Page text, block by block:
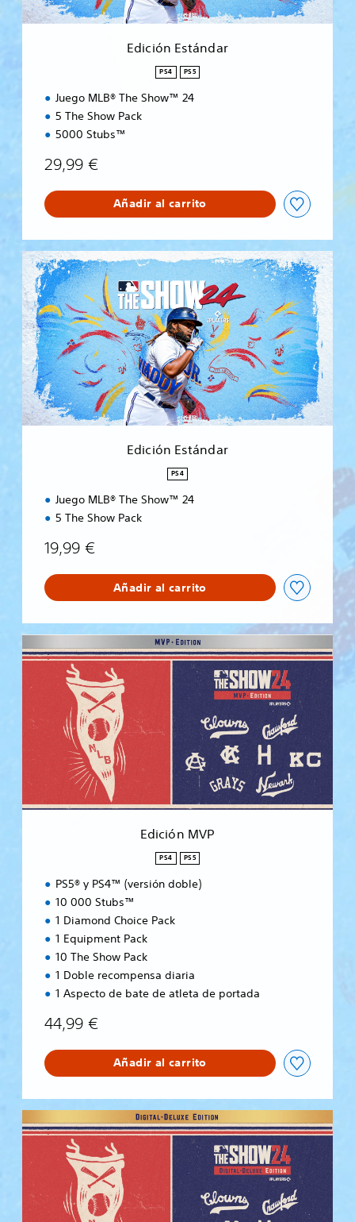
á
n
Edición Estándar
PS4 PS5
Juego MLB® The Show™ 24
5 The Show Pack
5000 Stubs™
29,99 €
Añadir al carrito
E
d
i
c
i
ó
n
E
s
t
á
n
Edición Estándar
PS4
Juego MLB® The Show™ 24
5 The Show Pack
19,99 €
Añadir al carrito
d
M
Edición MVP
PS4 PS5
PS5® y PS4™ (versión doble)
10 000 Stubs™
1 Diamond Choice Pack
1 Equipment Pack
10 The Show Pack
1 Doble recompensa diaria
1 Aspecto de bate de atleta de portada
44,99 €
Añadir al carrito
d